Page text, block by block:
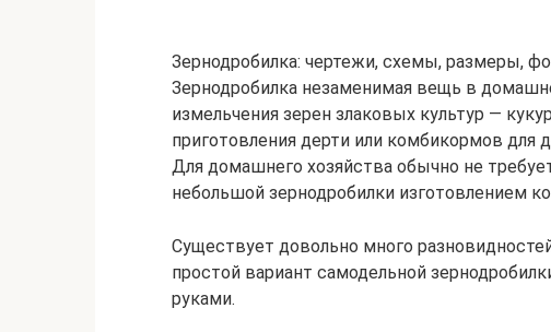
Зернодробилка: чертежи, схемы, размеры,
Зернодробилка незаменимая вещь в
измельчения зерен злаковых культур —
приготовления дерти или комбикормов
Для домашнего хозяйства обычно не
небольшой зернодробилки изготовлением
Существует довольно много
простой вариант самодельной
руками.